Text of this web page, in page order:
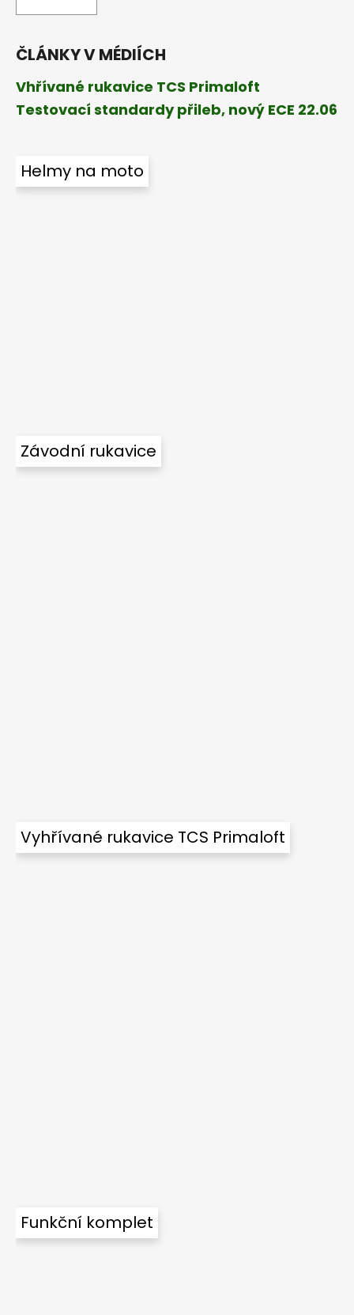
ČLÁNKY V MÉDIÍCH
Vhřívané rukavice TCS Primaloft
Testovací standardy přileb, nový ECE 22.06
Helmy na moto
Závodní rukavice
Vyhřívané rukavice TCS Primaloft
Funkční komplet